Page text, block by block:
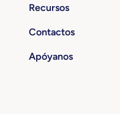
Recursos
Contactos
Apóyanos